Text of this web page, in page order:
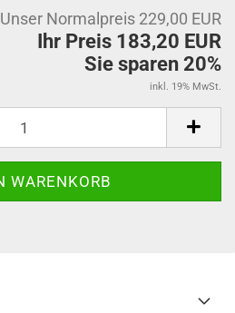
Unser Normalpreis 229,00 EUR
Ihr Preis 183,20 EUR
Sie sparen 20%
inkl. 19% MwSt.